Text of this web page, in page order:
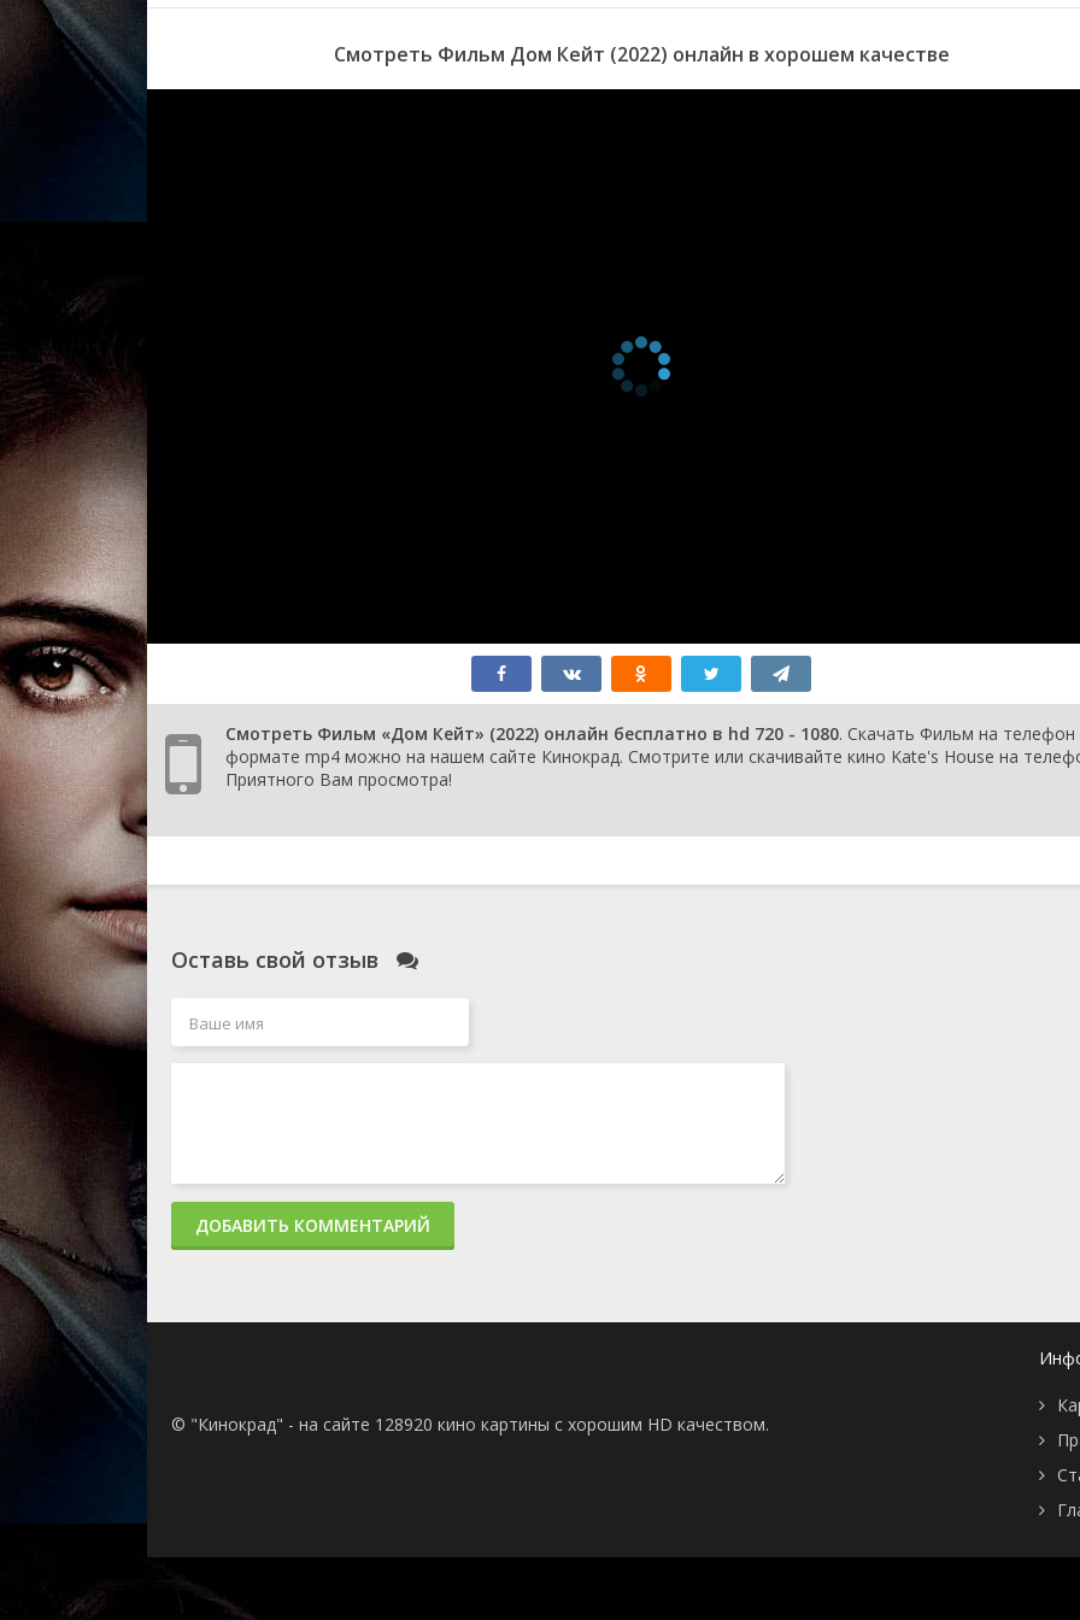
Смотреть Фильм Дом Кейт (2022) онлайн в хорошем качестве
Смотреть Фильм «Дом Кейт» (2022) онлайн бесплатно в hd 720 - 1080. Скачать Фильм на телефон
формате mp4 можно на нашем сайте Кинокрад. Смотрите или скачивайте кино Kate's House на
Приятного Вам просмотра!
Оставь свой отзыв
ДОБАВИТЬ КОММЕНТАРИЙ
© "Кинокрад" - на сайте 128920 кино картины с хорошим HD качеством.